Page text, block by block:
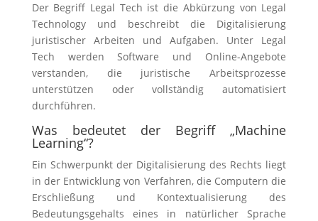
Der Begriff Legal Tech ist die Abkürzung von Legal
Technology und beschreibt die Digitalisierung
juristischer Arbeiten und Aufgaben. Unter Legal
Tech werden Software und Online-Angebote
verstanden, die juristische Arbeitsprozesse
unterstützen oder vollständig automatisiert
durchführen.
Was bedeutet der Begriff „Machine
Learning“?
Ein Schwerpunkt der Digitalisierung des Rechts liegt
in der Entwicklung von Verfahren, die Computern die
Erschließung und Kontextualisierung des
Bedeutungsgehalts eines in natürlicher Sprache